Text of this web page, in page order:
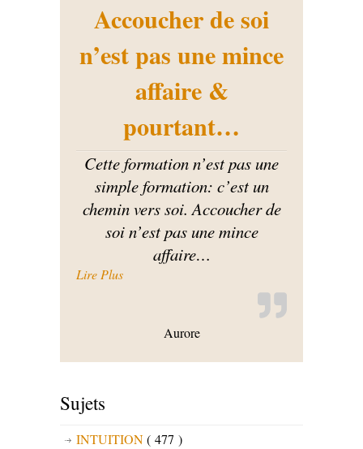
Accoucher de soi
n’est pas une mince
affaire &
pourtant…
Cette formation n’est pas une
simple formation: c’est un
chemin vers soi. Accoucher de
soi n’est pas une mince
affaire…
Lire Plus« Accoucher de soi n’est pas une mince
Aurore
Sujets
INTUITION( 477 )